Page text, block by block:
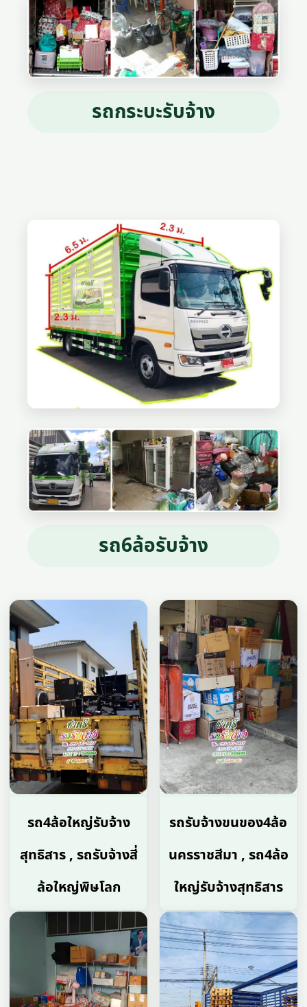
รถกระบะรับจ้าง
รถ6ล้อรับจ้าง
รถ4ล้อใหญ่รับจ้าง
สุทธิสาร , รถรับจ้างสี่
ล้อใหญ่พิษโลก
รถรับจ้างขนของ4ล้อ
นครราชสีมา , รถ4ล้อ
ใหญ่รับจ้างสุทธิสาร